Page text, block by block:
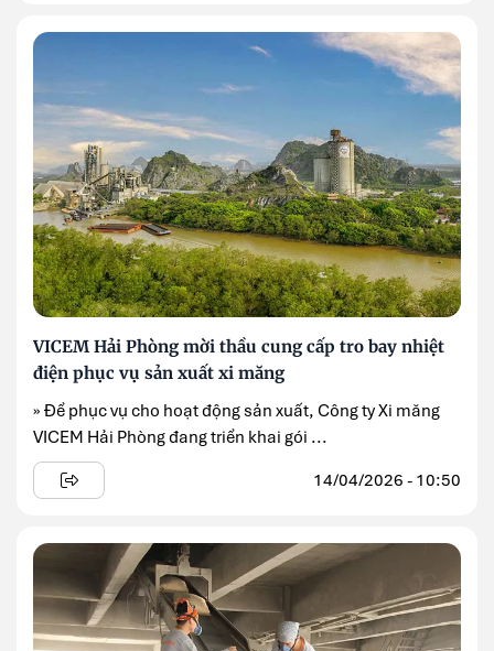
VICEM Hải Phòng mời thầu cung cấp tro bay nhiệt
điện phục vụ sản xuất xi măng
» Để phục vụ cho hoạt động sản xuất, Công ty Xi măng
VICEM Hải Phòng đang triển khai gói ...
14/04/2026 - 10:50